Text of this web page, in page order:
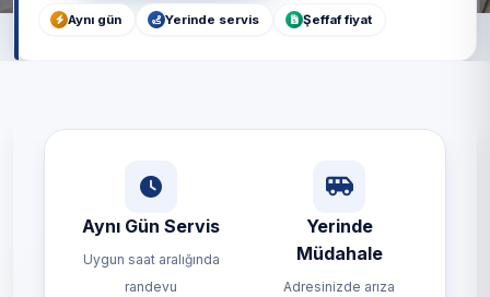
Aynı gün Yerinde servis Şeffaf fiyat
Aynı Gün Servis
Uygun saat aralığında
randevu
Yerinde
Müdahale
Adresinizde arıza